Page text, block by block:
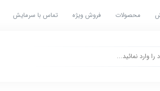
محصولات فروش ویژه تماس با سرمایش